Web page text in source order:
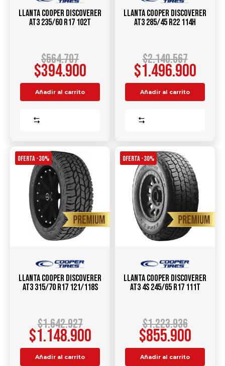
Llanta COOPER Discoverer
AT3 235/60 R17 102T
$564.707
$394.900
Añadir al carrito
Llanta COOPER DISCOVERER
AT3 285/45 R22 114H
$2.140.567
$1.496.900
Añadir al carrito
OFERTA -30%
Llanta Cooper Discoverer
AT3 315/70 R17 121/118S
$1.642.927
$1.148.900
Añadir al carrito
OFERTA -30%
Llanta COOPER Discoverer
AT3 4S 245/65 R17 111T
$1.223.936
$855.900
Añadir al carrito